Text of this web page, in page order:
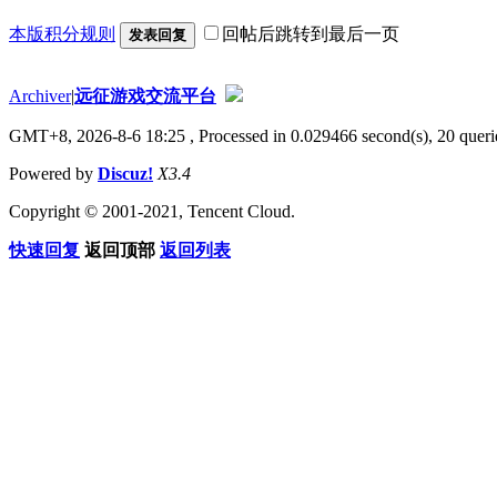
本版积分规则 发表回复 回帖后跳转到最后一页
Archiver|远征游戏交流平台
GMT+8, 2026-8-6 18:25 , Processed in 0.029466 second(s), 20
Powered by Discuz! X3.4
Copyright © 2001-2021, Tencent Cloud.
快速回复 返回顶部 返回列表